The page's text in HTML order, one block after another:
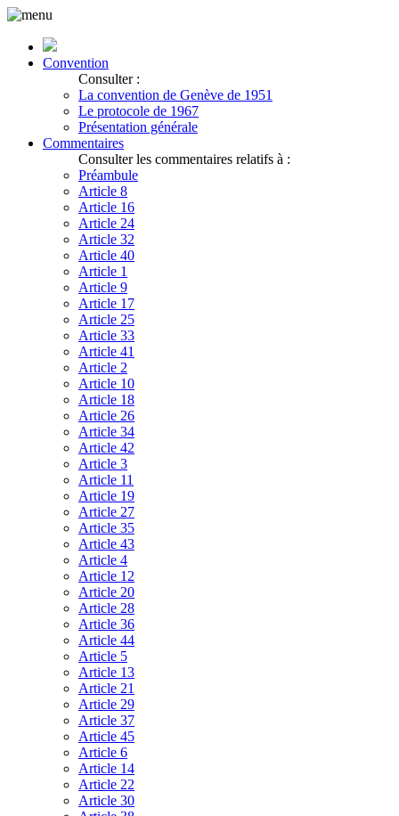
Convention
Consulter :
La convention de Genève de 1951
Le protocole de 1967
Présentation générale
Commentaires
Consulter les commentaires relatifs à :
Préambule
Article 8
Article 16
Article 24
Article 32
Article 40
Article 1
Article 9
Article 17
Article 25
Article 33
Article 41
Article 2
Article 10
Article 18
Article 26
Article 34
Article 42
Article 3
Article 11
Article 19
Article 27
Article 35
Article 43
Article 4
Article 12
Article 20
Article 28
Article 36
Article 44
Article 5
Article 13
Article 21
Article 29
Article 37
Article 45
Article 6
Article 14
Article 22
Article 30